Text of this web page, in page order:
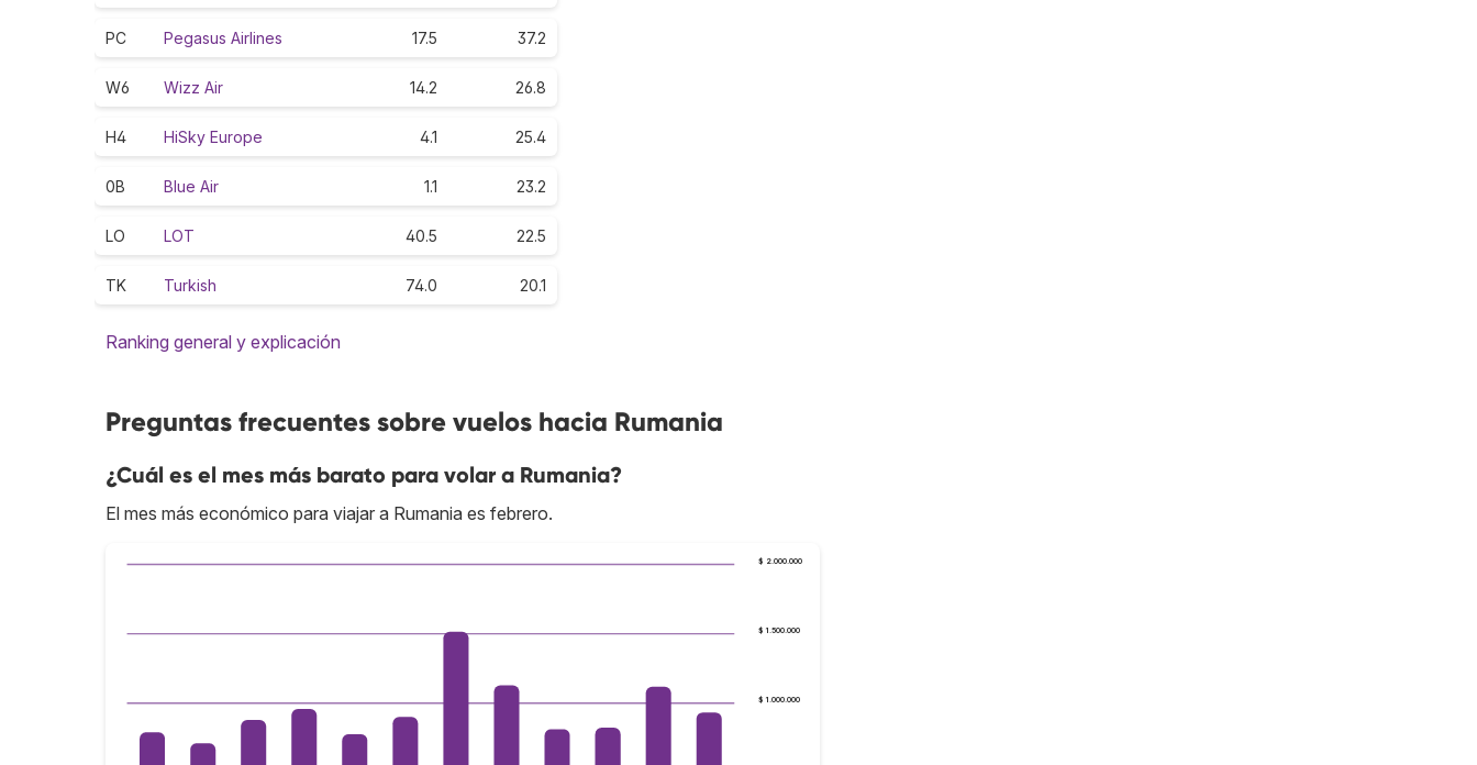
PC Pegasus Airlines 17.5 37.2
W6 Wizz Air 14.2 26.8
H4 HiSky Europe 4.1 25.4
0B Blue Air 1.1 23.2
LO LOT 40.5 22.5
TK Turkish 74.0 20.1
Ranking general y explicación
Preguntas frecuentes sobre vuelos hacia Rumania
¿Cuál es el mes más barato para volar a Rumania?
El mes más económico para viajar a Rumania es febrero.
$ 1.000.000
$ 1.500.000
$ 2.000.000